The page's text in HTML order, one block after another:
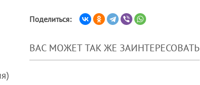
Поделиться:
ВАС МОЖЕТ ТАК ЖЕ ЗАИНТЕРЕСОВАТЬ